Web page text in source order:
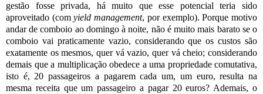
gestão fosse privada, há muito que esse potencial teria sido
aproveitado (comyield management, por exemplo). Porque motivo
andar de comboio ao domingo à noite, não é muito mais barato se o
comboio vai praticamente vazio, considerando que os custos são
exatamente os mesmos, quer vá vazio, quer vá cheio; considerando
demais que a multiplicação obedece a uma propriedade comutativa,
isto é, 20 passageiros a pagarem cada um, um euro, resulta na
mesma receita que um passageiro a pagar 20 euros? Ademais, o